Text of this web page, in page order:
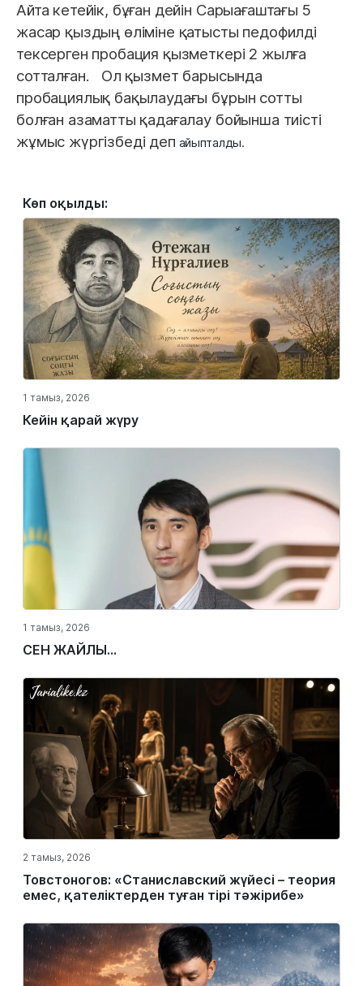
Айта кетейік, бұған дейін Сарыағаштағы 5
жасар қыздың өліміне қатысты педофилді
тексерген пробация қызметкері 2 жылға
сотталған. Ол қызмет барысында
пробациялық бақылаудағы бұрын сотты
болған азаматты қадағалау бойынша тиісті
жұмыс жүргізбеді деп айыпталды.
Көп оқылды:
1 тамыз, 2026
Кейін қарай жүру
1 тамыз, 2026
СЕН ЖАЙЛЫ...
2 тамыз, 2026
Товстоногов: «Станиславский жүйесі – теория
емес, қателіктерден туған тірі тәжірибе»